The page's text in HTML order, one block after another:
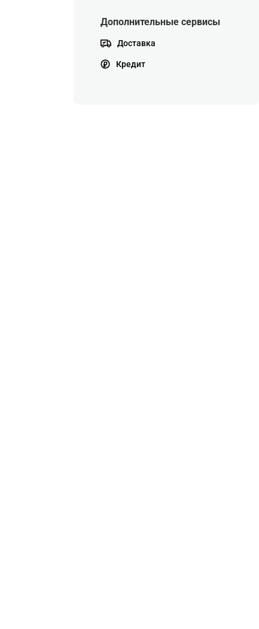
Дополнительные сервисы
Доставка
Кредит